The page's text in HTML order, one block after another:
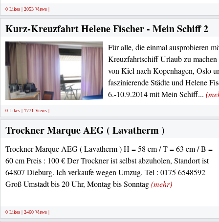
0 Likes | 2053 Views |
Kurz-Kreuzfahrt Helene Fischer - Mein Schiff 2
Für alle, die einmal ausprobieren
Kreuzfahrtschiff Urlaub zu
von Kiel nach Kopenhagen, Oslo
faszinierende Städte und Helene
6.-10.9.2014 mit Mein Schiff...
0 Likes | 1771 Views |
Trockner Marque AEG ( Lavatherm )
Trockner Marque AEG ( Lavatherm ) H = 58 cm / T = 63 cm / B =
60 cm Preis : 100 € Der Trockner ist selbst abzuholen, Standort ist
64807 Dieburg. Ich verkaufe wegen Umzug. Tel : 0175 6548592
Groß Umstadt bis 20 Uhr, Montag bis Sonntag(mehr)
0 Likes | 2460 Views |